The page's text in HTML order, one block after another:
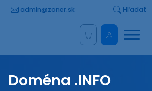
admin@zoner.sk Hľadať
Menu
Doména .INFO